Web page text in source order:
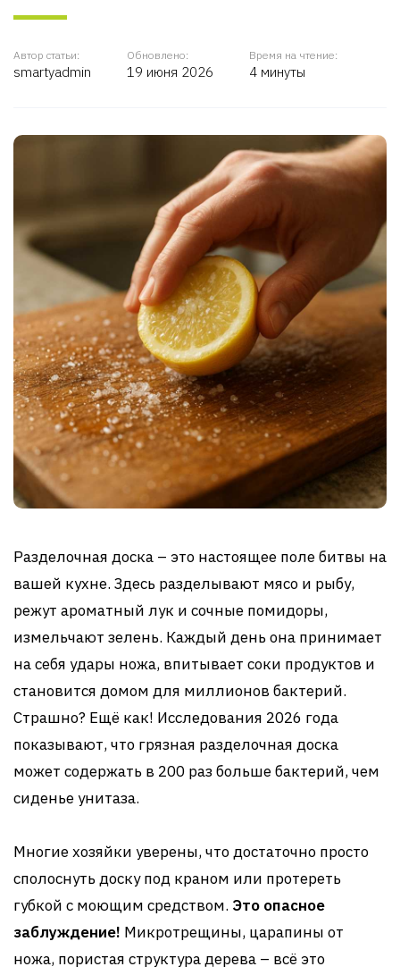
Автор статьи:
smartyadmin
Обновлено:
19 июня 2026
Время на чтение:
4 минуты
Разделочная доска – это настоящее поле битвы на
вашей кухне. Здесь разделывают мясо и рыбу,
режут ароматный лук и сочные помидоры,
измельчают зелень. Каждый день она принимает
на себя удары ножа, впитывает соки продуктов и
становится домом для миллионов бактерий.
Страшно? Ещё как! Исследования 2026 года
показывают, что грязная разделочная доска
может содержать в 200 раз больше бактерий, чем
сиденье унитаза.
Многие хозяйки уверены, что достаточно просто
сполоснуть доску под краном или протереть
губкой с моющим средством. Это опасное
заблуждение! Микротрещины, царапины от
ножа, пористая структура дерева – всё это